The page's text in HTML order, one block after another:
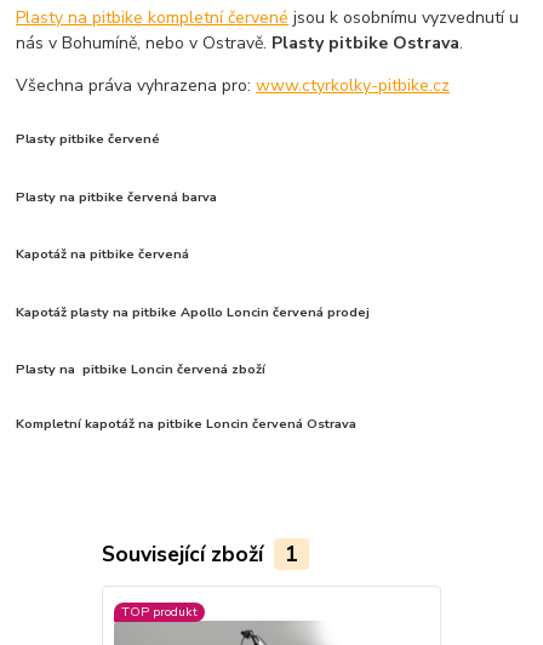
Plasty na pitbike kompletní červené jsou k osobnímu vyzvednutí u
nás v Bohumíně, nebo v Ostravě. Plasty pitbike Ostrava.
Všechna práva vyhrazena pro:www.ctyrkolky-pitbike.cz
Plasty pitbike červené
Plasty na pitbike červená barva
Kapotáž na pitbike červená
Kapotáž plasty na pitbike Apollo Loncin červená prodej
Plasty na pitbike Loncin červená zboží
Kompletní kapotáž na pitbike Loncin červená Ostrava
Související zboží 1
TOP produkt